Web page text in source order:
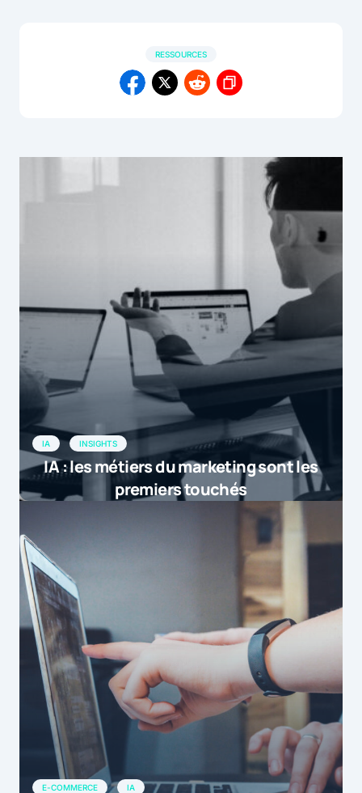
RESSOURCES
IA INSIGHTS
IA : les métiers du marketing sont les
premiers touchés
E-COMMERCE IA